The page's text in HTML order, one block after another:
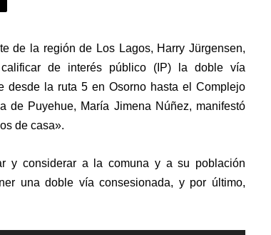
de la región de Los Lagos, Harry Jürgensen,
de interés público (IP) la doble vía
desde la ruta 5 en Osorno hasta el Complejo
de Puyehue, María Jimena Núñez, manifestó
de casa».
y considerar a la comuna y a su población
una doble vía consesionada, y por último,